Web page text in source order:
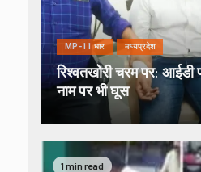
MP-11 धार मध्यप्रदेश
रिश्वतखोरी चरम पर:
नाम पर भी घूस
1 min read